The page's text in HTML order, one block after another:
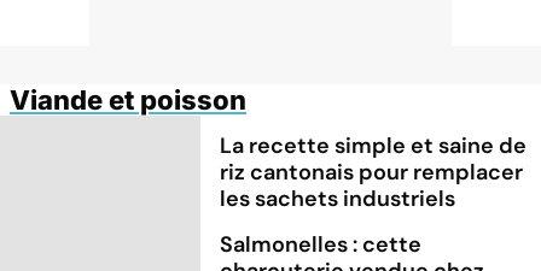
Viande et poisson
La recette simple et saine de
riz cantonais pour remplacer
les sachets industriels
Salmonelles : cette